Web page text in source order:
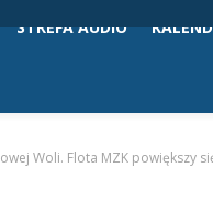
STREFA AUDIO
Woli. Flota MZK powiększy